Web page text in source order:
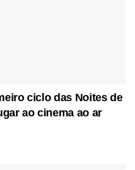
ciclo das Noites de
ao cinema ao ar